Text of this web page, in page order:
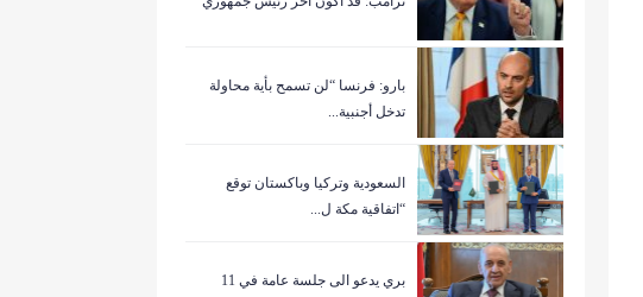
بارو: فرنسا “لن تسمح بأية محاولة
تدخل أجنبية...
السعودية وتركيا وباكستان توقع
“اتفاقية مكة ل...
بري يدعو الى جلسة عامة في 11